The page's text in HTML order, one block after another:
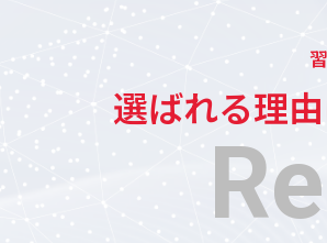
選ばれる理